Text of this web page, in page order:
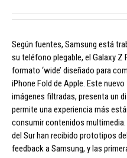
Según fuentes, Samsung está
su teléfono plegable, el Galaxy Z
formato ‘wide’ diseñado para
iPhone Fold de Apple. Este
imágenes filtradas, presenta un
permite una experiencia más
consumir contenidos
del Sur han recibido prototipos
feedback a Samsung, y las